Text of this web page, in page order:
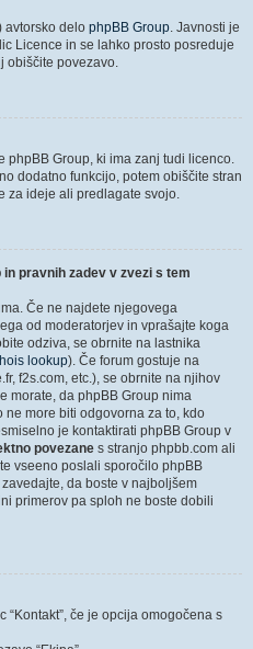
avtorsko delo phpBB Group. Javnosti je
Licence in se lahko prosto posreduje
obiščite povezavo.
phpBB Group, ki ima zanj tudi licenco.
dodatno funkcijo, potem obiščite stran
za ideje ali predlagate svojo.
pravnih zadev v zvezi s tem
Če ne najdete njegovega
od moderatorjev in vprašajte koga
odziva, se obrnite na lastnika
lookup). Če forum gostuje na
f2s.com, etc.), se obrnite na njihov
morate, da phpBB Group nima
ne more biti odgovorna za to, kdo
je kontaktirati phpBB Group v
povezane s stranjo phpbb.com ali
vseeno poslali sporočilo phpBB
da boste v najboljšem
primerov pa sploh ne boste dobili
če je opcija omogočena s